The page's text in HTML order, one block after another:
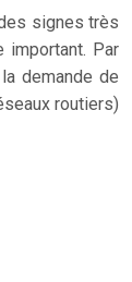
signes très
Par
demande de
routiers)